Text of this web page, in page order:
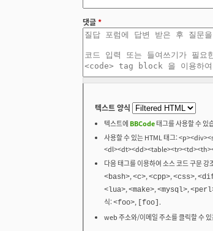
댓글*
텍스트 양식
텍스트에 BBCode태그를 사용할 수 있
사용할 수 있는 HTML 태그:
다음 태그를 이용하여 소스 코드 구문 강
<bash>, <c>, <cpp>, <css>,
<lua>, <make>, <mysql>,
식: <foo>, [foo] .
web 주소와/이메일 주소를 클릭할 수